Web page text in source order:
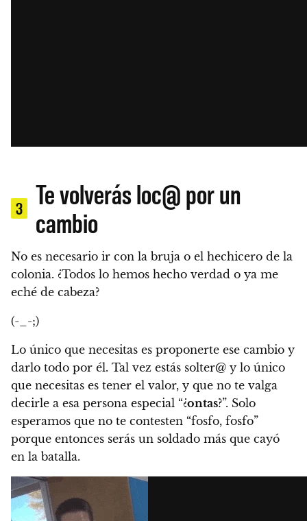
3
Te volverás loc@ por un
cambio
No es necesario ir con la bruja o el hechicero de la
colonia. ¿Todos lo hemos hecho verdad o ya me
eché de cabeza?
(-_-;)
Lo único que necesitas es proponerte ese cambio y
darlo todo por él. Tal vez estás solter@ y lo único
que necesitas es tener el valor, y que no te valga
decirle a esa persona especial “¿ontas?”. Solo
esperamos que no te contesten “fosfo, fosfo”
porque entonces serás un soldado más que cayó
en la batalla.